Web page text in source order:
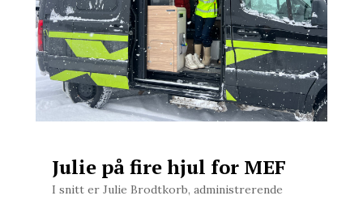
Julie på fire hjul for MEF
I snitt er Julie Brodtkorb, administrerende